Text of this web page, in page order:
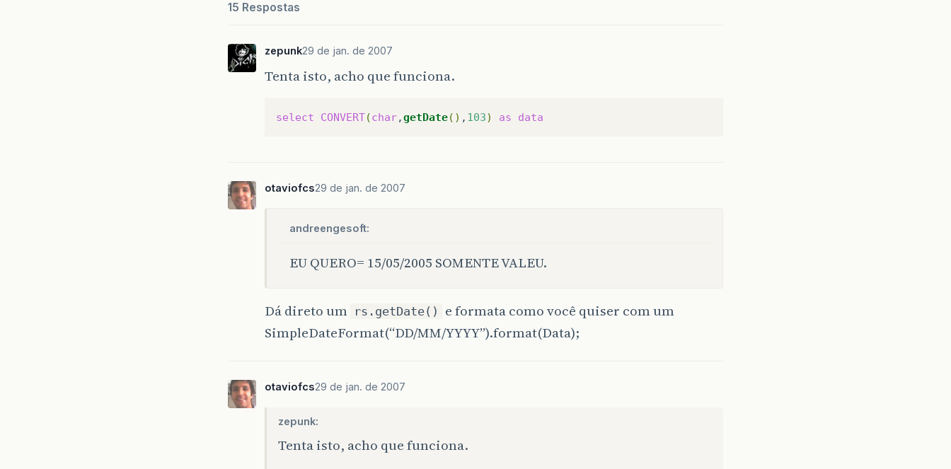
15 Respostas
zepunk29 de jan. de 2007
Tenta isto, acho que funciona.
select CONVERT(char,getDate() , 103) as data
otaviofcs29 de jan. de 2007
andreengesoft:
EU QUERO= 15/05/2005 SOMENTE VALEU.
Dá direto um rs.getDate()
e formata como você quiser com um
SimpleDateFormat(“DD/MM/YYYY”).format(Data);
otaviofcs29 de jan. de 2007
zepunk:
Tenta isto, acho que funciona.